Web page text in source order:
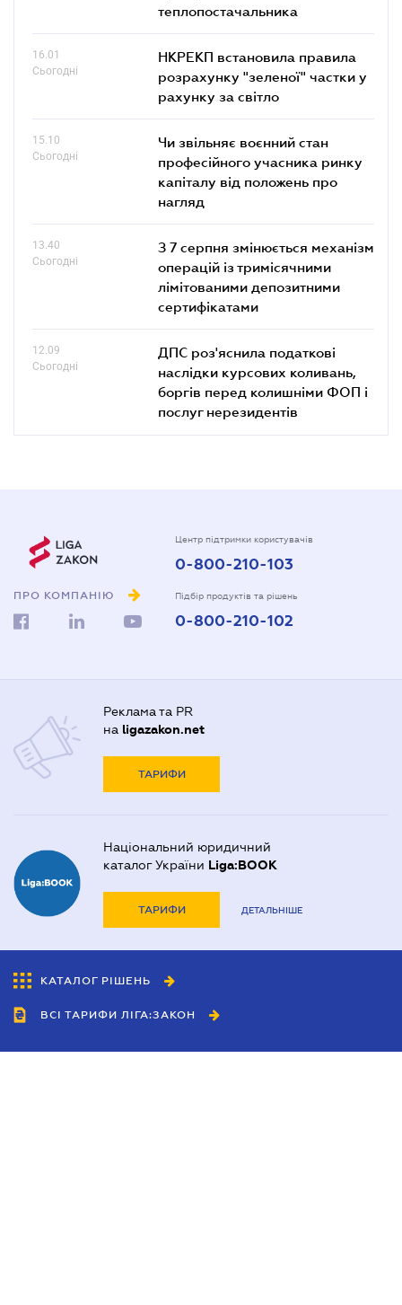
теплопостачальника
16.01
Сьогодні
НКРЕКП встановила правила
розрахунку "зеленої" частки у
рахунку за світло
15.10
Сьогодні
Чи звільняє воєнний стан
професійного учасника ринку
капіталу від положень про
нагляд
13.40
Сьогодні
З 7 серпня змінюється механізм
операцій із тримісячними
лімітованими депозитними
сертифікатами
12.09
Сьогодні
ДПС роз'яснила податкові
наслідки курсових коливань,
боргів перед колишніми ФОП і
послуг нерезидентів
ПРО КОМПАНІЮ
Центр підтримки користувачів
0-800-210-103
Підбір продуктів та рішень
0-800-210-102
Реклама та PR
на ligazakon.net
ТАРИФИ
Національний юридичний
каталог України Liga:BOOK
ТАРИФИ ДЕТАЛЬНІШЕ
КАТАЛОГ РІШЕНЬ
ВСІ ТАРИФИ ЛІГА:ЗАКОН